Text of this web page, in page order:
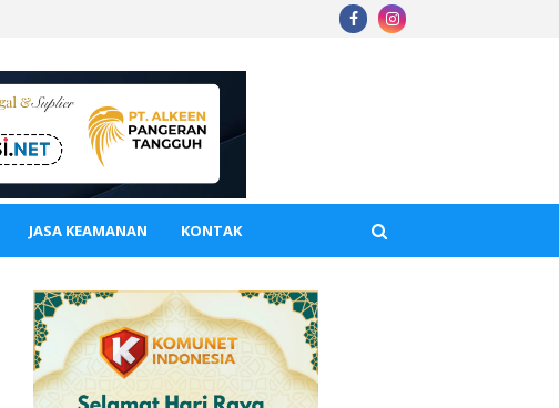
JASA KEAMANAN KONTAK